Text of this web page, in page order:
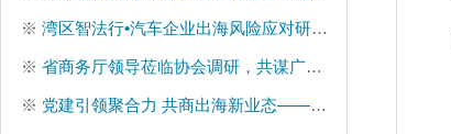
※ 湾区智法行•汽车企业出海风险应对研讨会”成功举办
※ 省商务厅领导莅临协会调研，共谋广东二手车高质量发展新篇章
※ 党建引领聚合力 共商出海新业态——政企协党支部联合开展党建共建活动